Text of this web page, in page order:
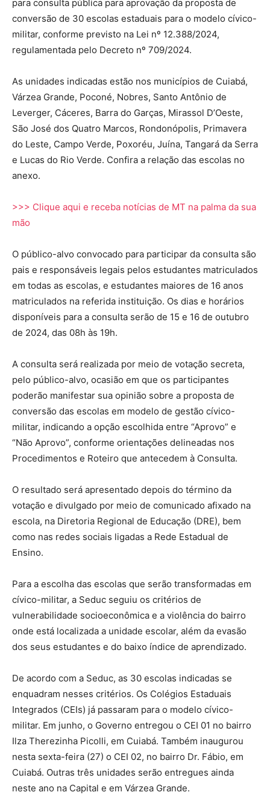
para consulta pública para aprovação da proposta de
conversão de 30 escolas estaduais para o modelo cívico-
militar, conforme previsto na Lei nº 12.388/2024,
regulamentada pelo Decreto nº 709/2024.
As unidades indicadas estão nos municípios de Cuiabá,
Várzea Grande, Poconé, Nobres, Santo Antônio de
Leverger, Cáceres, Barra do Garças, Mirassol D’Oeste,
São José dos Quatro Marcos, Rondonópolis, Primavera
do Leste, Campo Verde, Poxoréu, Juína, Tangará da Serra
e Lucas do Rio Verde. Confira a relação das escolas no
anexo.
>>> Clique aqui e receba notícias de MT na palma da sua
mão
O público-alvo convocado para participar da consulta são
pais e responsáveis legais pelos estudantes matriculados
em todas as escolas, e estudantes maiores de 16 anos
matriculados na referida instituição. Os dias e horários
disponíveis para a consulta serão de 15 e 16 de outubro
de 2024, das 08h às 19h.
A consulta será realizada por meio de votação secreta,
pelo público-alvo, ocasião em que os participantes
poderão manifestar sua opinião sobre a proposta de
conversão das escolas em modelo de gestão cívico-
militar, indicando a opção escolhida entre “Aprovo” e
“Não Aprovo”, conforme orientações delineadas nos
Procedimentos e Roteiro que antecedem à Consulta.
O resultado será apresentado depois do término da
votação e divulgado por meio de comunicado afixado na
escola, na Diretoria Regional de Educação (DRE), bem
como nas redes sociais ligadas a Rede Estadual de
Ensino.
Para a escolha das escolas que serão transformadas em
cívico-militar, a Seduc seguiu os critérios de
vulnerabilidade socioeconômica e a violência do bairro
onde está localizada a unidade escolar, além da evasão
dos seus estudantes e do baixo índice de aprendizado.
De acordo com a Seduc, as 30 escolas indicadas se
enquadram nesses critérios. Os Colégios Estaduais
Integrados (CEIs) já passaram para o modelo cívico-
militar. Em junho, o Governo entregou o CEI 01 no bairro
Ilza Therezinha Picolli, em Cuiabá. Também inaugurou
nesta sexta-feira (27) o CEI 02, no bairro Dr. Fábio, em
Cuiabá. Outras três unidades serão entregues ainda
neste ano na Capital e em Várzea Grande.